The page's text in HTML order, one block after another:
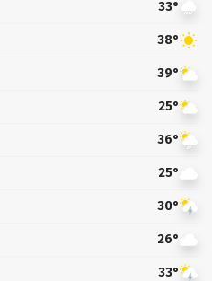
33°
38°
39°
25°
36°
25°
30°
26°
33°